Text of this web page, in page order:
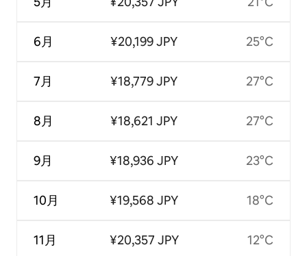
6月
7月
8月
9月
10月
11月
¥20,199 JPY
¥18,779 JPY
¥18,621 JPY
¥18,936 JPY
¥19,568 JPY
¥20,357 JPY
25°C
27°C
27°C
23°C
18°C
12°C